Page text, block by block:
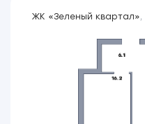
ЖК «Зеленый квартал»,